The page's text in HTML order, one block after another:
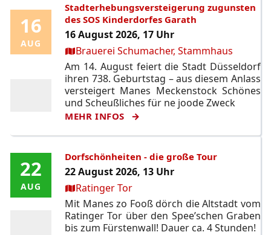
16
AUG
16
AUG
Stadterhebungsversteigerung zugunsten
des SOS Kinderdorfes Garath
16 August 2026, 17 Uhr
Ort:Brauerei Schumacher, Stammhaus
Am 14. August feiert die Stadt Düsseldorf
ihren 738. Geburtstag – aus diesem Anlass
versteigert Manes Meckenstock Schönes
und Scheußliches für ne joode Zweck
MEHR INFOS
22
AUG
22
AUG
Dorfschönheiten - die große Tour
22 August 2026, 13 Uhr
Ort:Ratinger Tor
Mit Manes zo Fooß dörch die Altstadt vom
Ratinger Tor über den Spee’schen Graben
bis zum Fürstenwall! Dauer ca. 4 Stunden!